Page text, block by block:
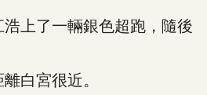
上了一輛銀色超跑，隨後
白宮很近。